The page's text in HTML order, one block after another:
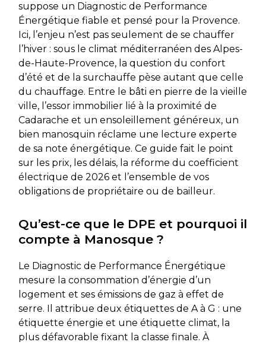
suppose un Diagnostic de Performance
Énergétique fiable et pensé pour la Provence.
Ici, l’enjeu n’est pas seulement de se chauffer
l’hiver : sous le climat méditerranéen des Alpes-
de-Haute-Provence, la question du confort
d’été et de la surchauffe pèse autant que celle
du chauffage. Entre le bâti en pierre de la vieille
ville, l’essor immobilier lié à la proximité de
Cadarache et un ensoleillement généreux, un
bien manosquin réclame une lecture experte
de sa note énergétique. Ce guide fait le point
sur les prix, les délais, la réforme du coefficient
électrique de 2026 et l’ensemble de vos
obligations de propriétaire ou de bailleur.
Qu’est-ce que le DPE et pourquoi il
compte à Manosque ?
Le Diagnostic de Performance Énergétique
mesure la consommation d’énergie d’un
logement et ses émissions de gaz à effet de
serre. Il attribue deux étiquettes de A à G : une
étiquette énergie et une étiquette climat, la
plus défavorable fixant la classe finale. À